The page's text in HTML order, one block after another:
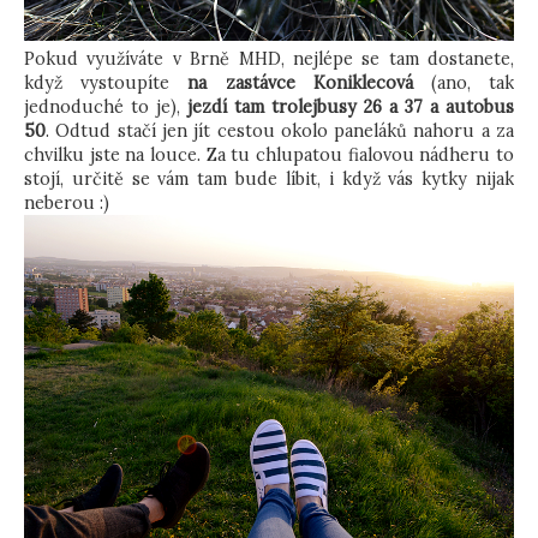
Pokud využíváte v Brně MHD, nejlépe se tam dostanete,
když vystoupítena zastávce Koniklecová(ano, tak
jednoduché to je), jezdí tam trolejbusy 26 a 37 a autobus
50. Odtud stačí jen jít cestou okolo paneláků nahoru a za
chvilku jste na louce. Za tu chlupatou fialovou nádheru to
stojí, určitě se vám tam bude líbit, i když vás kytky nijak
neberou :)